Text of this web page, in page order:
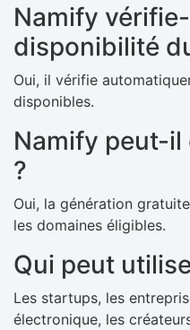
Namify
disponibilité
Oui, il vérifie
disponibles.
Namify peut-il
?
Oui, la génération
les domaines éligibles.
Qui peut
Les startups, les
électronique, les